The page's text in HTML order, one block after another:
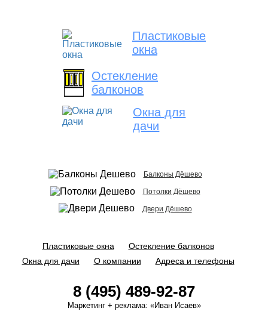
Пластиковые
окна
Остекление
балконов
Окна для
дачи
Балконы Дёшево
Потолки Дёшево
Двери Дёшево
Пластиковые окна
Остекление балконов
Окна для дачи
О компании Адреса и телефоны
8 (495) 489-92-87
Маркетинг + реклама: «Иван Исаев»